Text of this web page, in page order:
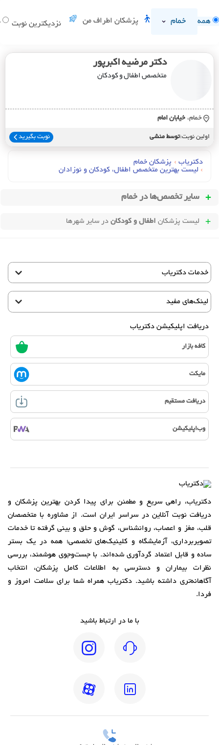
همه خمام پزشکان اطراف من نزدیکترین نوبت
دکتر مرضیه اکبرپور
متخصص اطفال و کودکان
خمام، خيابان امام
اولین نوبت:توسط منشی نوبت بگیرید
دکتریاب › پزشکان خمام
› لیست بهترین متخصص اطفال، کودکان و نوزادان
سایر تخصص‌ها در خمام
لیست پزشکان اطفال و کودکان در سایر شهرها
خدمات دکتریاب
لینک‌های مفید
دریافت اپلیکیشن دکتریاب
کافه بازار
مایکت
دریافت مستقیم
وب‌اپلیکیشن
دکتریاب، راهی سریع و مطمئن برای پیدا کردن بهترین پزشکان و
دریافت نوبت آنلاین در سراسر ایران است. از مشاوره با متخصصان
قلب، مغز و اعصاب، روانشناس، گوش و حلق و بینی گرفته تا خدمات
تصویربرداری، آزمایشگاه و کلینیک‌های تخصصی؛ همه در یک بستر
ساده و قابل اعتماد گردآوری شده‌اند. با جست‌وجوی هوشمند، بررسی
نظرات بیماران و دسترسی به اطلاعات کامل پزشکان، انتخاب
آگاهانه‌تری داشته باشید. دکتریاب همراه شما برای سلامت امروز و
فردا.
با ما در ارتباط باشید